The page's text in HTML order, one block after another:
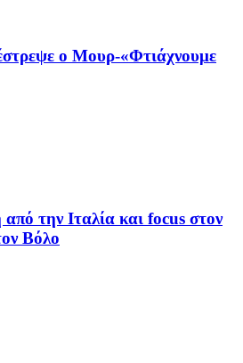
ο Μουρ-«Φτιάχνουμε
την Ιταλία και focus στον
Βόλο